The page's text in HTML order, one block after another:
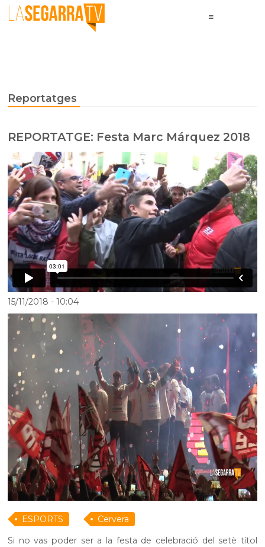
Reportatges
REPORTATGE: Festa Marc Márquez 2018
15/11/2018- 10:04
ESPORTS
Cervera
Si no vas poder ser a la festa de celebració del setè títol